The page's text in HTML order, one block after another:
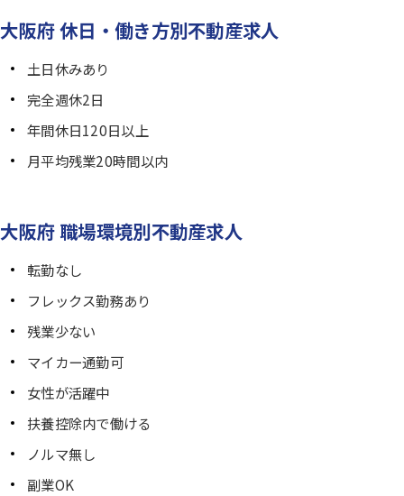
大阪府 休日・働き方別不動産求人
土日休みあり
完全週休2日
年間休日120日以上
月平均残業20時間以内
大阪府 職場環境別不動産求人
転勤なし
フレックス勤務あり
残業少ない
マイカー通勤可
女性が活躍中
扶養控除内で働ける
ノルマ無し
副業OK